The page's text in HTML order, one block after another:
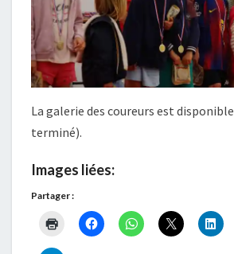
La galerie des coureurs est disponible
terminé).
Images liées:
Partager :